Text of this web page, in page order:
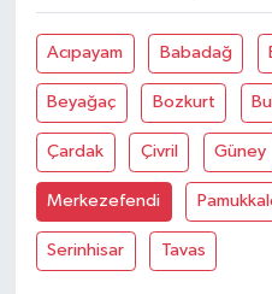
Acıpayam Babadağ
Beyağaç Bozkurt
Çardak Çivril Güney
Merkezefendi
Serinhisar Tavas